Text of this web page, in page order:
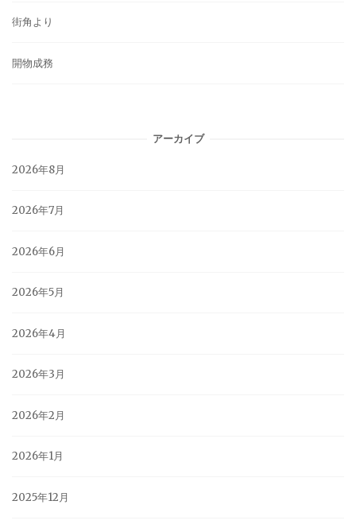
街角より
開物成務
アーカイブ
2026年8月
2026年7月
2026年6月
2026年5月
2026年4月
2026年3月
2026年2月
2026年1月
2025年12月